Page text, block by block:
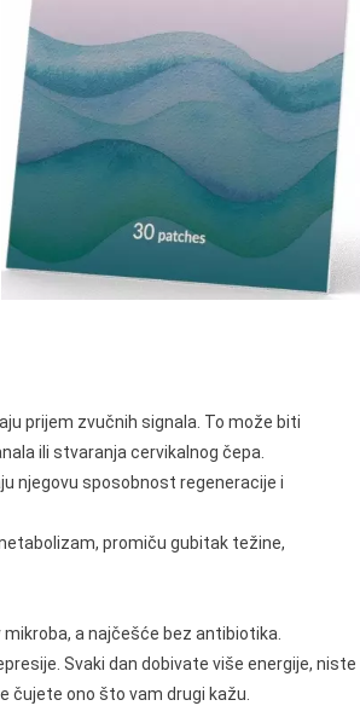
prijem zvučnih signala. To može biti
ili stvaranja cervikalnog čepa.
njegovu sposobnost regeneracije i
promiču gubitak težine,
a najčešće bez antibiotika.
Svaki dan dobivate više energije, niste
čujete ono što vam drugi kažu.